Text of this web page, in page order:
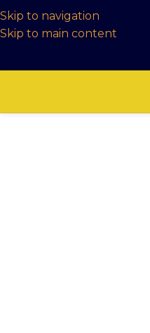
Skip to navigation
Skip to main content